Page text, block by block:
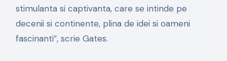
stimulanta si captivanta, care se intinde pe
decenii si continente, plina de idei si oameni
fascinanti”, scrie Gates.